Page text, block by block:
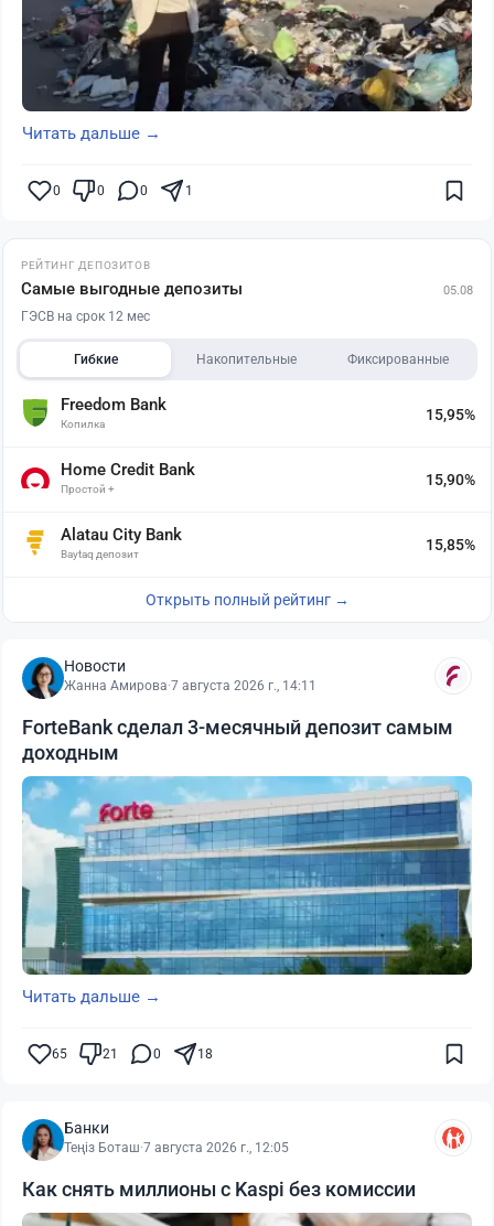
Читать дальше →
0 0 0 1
РЕЙТИНГ ДЕПОЗИТОВ
Самые выгодные депозиты 05.08
ГЭСВ на срок 12 мес
Гибкие Накопительные Фиксированные
Freedom Bank
Копилка
15,95%
Home Credit Bank
Простой +
15,90%
Alatau City Bank
Baytaq депозит
15,85%
Открыть полный рейтинг →
Новости
Жанна Амирова·7 августа 2026 г., 14:11
ForteBank сделал 3-месячный депозит самым
доходным
Читать дальше →
65 21 0 18
Банки
Теңіз Боташ·7 августа 2026 г., 12:05
Как снять миллионы с Kaspi без комиссии